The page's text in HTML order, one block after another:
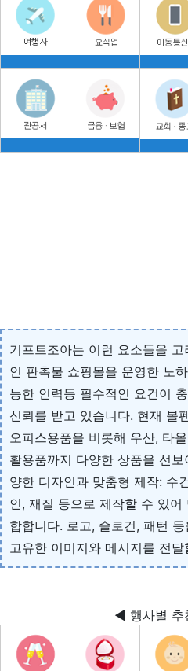
기프트조아는 이런 요소들을
인 판촉물 쇼핑몰을 운영한 노
능한 인력등 필수적인 요건이
신뢰를 받고 있습니다. 현재 볼
오피스용품을 비롯해 우산, 타
활용품까지 다양한 상품을 선보
양한 디자인과 맞춤형 제작: 수
인, 재질 등으로 제작할 수 있어
합합니다. 로고, 슬로건, 패턴
고유한 이미지와 메시지를 전
◀ 행사별